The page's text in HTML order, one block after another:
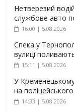
Нетверезий
службове авто
16:00 | 5.08.2026
Спека у
вулиці
15:11 | 5.08.2026
У Кременецькому
на
14:33 | 5.08.2026